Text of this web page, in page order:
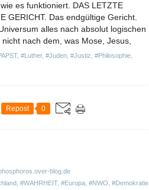
, #Luther, #Juden #Justiz #Philosophie
es funktioniert. DAS LETZTE
GERICHT. Das endgültige Gericht.
alles nach absolut logischen
nach dem, was Mose, Jesus,
Repost 0
blog.de
#WAHRHEIT, #Europa #NWO #Demokratie